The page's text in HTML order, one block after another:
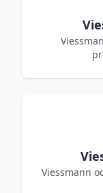
Viessmann